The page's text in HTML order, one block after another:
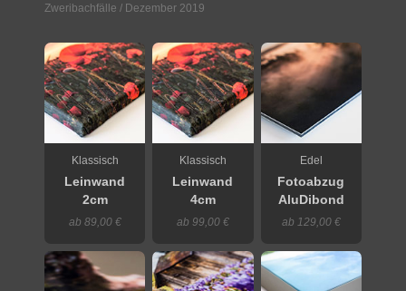
Zweribachfälle / Dezember 2019
Klassisch
Leinwand
2cm
ab 89,00 €
Klassisch
Leinwand
4cm
ab 99,00 €
Edel
Fotoabzug
AluDibond
ab 129,00 €